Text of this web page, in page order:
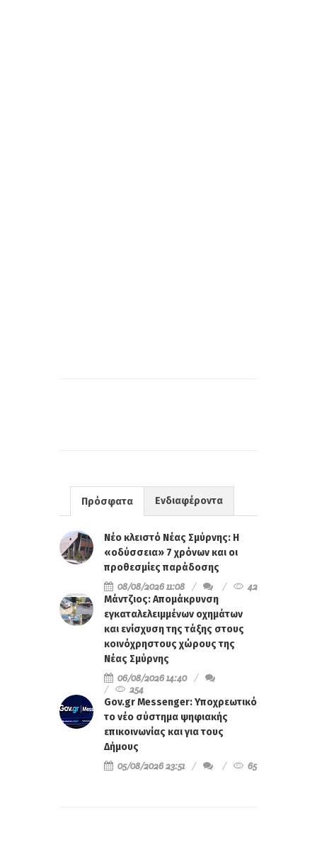
Πρόσφατα Ενδιαφέροντα
Νέο κλειστό Νέας Σμύρνης: Η
«οδύσσεια» 7 χρόνων και οι
προθεσμίες παράδοσης
08/08/2026 11:08
42
Μάντζιος: Απομάκρυνση
εγκαταλελειμμένων οχημάτων
και ενίσχυση της τάξης στους
κοινόχρηστους χώρους της
Νέας Σμύρνης
06/08/2026 14:40
254
Gov.gr Messenger: Υποχρεωτικό
το νέο σύστημα ψηφιακής
επικοινωνίας και για τους
Δήμους
05/08/2026 23:51
65